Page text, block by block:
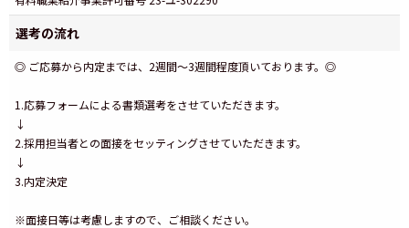
選考の流れ
◎ ご応募から内定までは、2週間～3週間程度頂いております。◎
1.応募フォームによる書類選考をさせていただきます。
↓
2.採用担当者との面接をセッティングさせていただきます。
↓
3.内定決定
※面接日等は考慮しますので、ご相談ください。